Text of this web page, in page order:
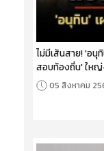
ไม่มีเส้นสาย! 'อนุ
สอบท้องถิ่น' ให
05 สิงหาคม